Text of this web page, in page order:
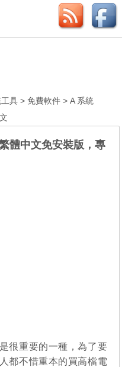
具 >免費軟件 >A 系統
體中文免安裝版，專
很重要的一種，為了要
都不惜重本的買高檔電